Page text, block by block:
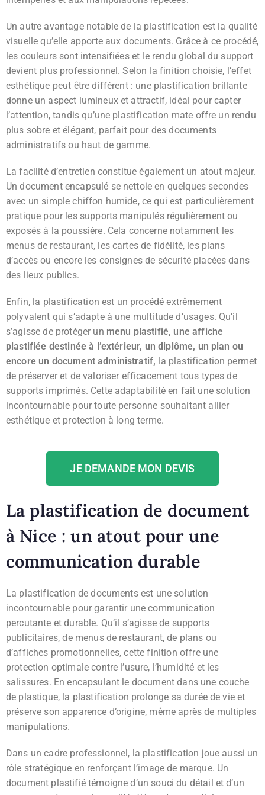
Un autre avantage notable de la plastification est la qualité
visuelle qu’elle apporte aux documents. Grâce à ce procédé,
les couleurs sont intensifiées et le rendu global du support
devient plus professionnel. Selon la finition choisie, l’effet
esthétique peut être différent : une plastification brillante
donne un aspect lumineux et attractif, idéal pour capter
l’attention, tandis qu’une plastification mate offre un rendu
plus sobre et élégant, parfait pour des documents
administratifs ou haut de gamme.
La facilité d’entretien constitue également un atout majeur.
Un document encapsulé se nettoie en quelques secondes
avec un simple chiffon humide, ce qui est particulièrement
pratique pour les supports manipulés régulièrement ou
exposés à la poussière. Cela concerne notamment les
menus de restaurant, les cartes de fidélité, les plans
d’accès ou encore les consignes de sécurité placées dans
des lieux publics.
Enfin, la plastification est un procédé extrêmement
polyvalent qui s’adapte à une multitude d’usages. Qu’il
s’agisse de protéger un menu plastifié, une affiche
plastifiée destinée à l’extérieur, un diplôme, un plan ou
encore un document administratif, la plastification permet
de préserver et de valoriser efficacement tous types de
supports imprimés. Cette adaptabilité en fait une solution
incontournable pour toute personne souhaitant allier
esthétique et protection à long terme.
JE DEMANDE MON DEVIS
La plastification de document
à Nice : un atout pour une
communication durable
La plastification de documents est une solution
incontournable pour garantir une communication
percutante et durable. Qu’il s’agisse de supports
publicitaires, de menus de restaurant, de plans ou
d’affiches promotionnelles, cette finition offre une
protection optimale contre l’usure, l’humidité et les
salissures. En encapsulant le document dans une couche
de plastique, la plastification prolonge sa durée de vie et
préserve son apparence d’origine, même après de multiples
manipulations.
Dans un cadre professionnel, la plastification joue aussi un
rôle stratégique en renforçant l’image de marque. Un
document plastifié témoigne d’un souci du détail et d’un